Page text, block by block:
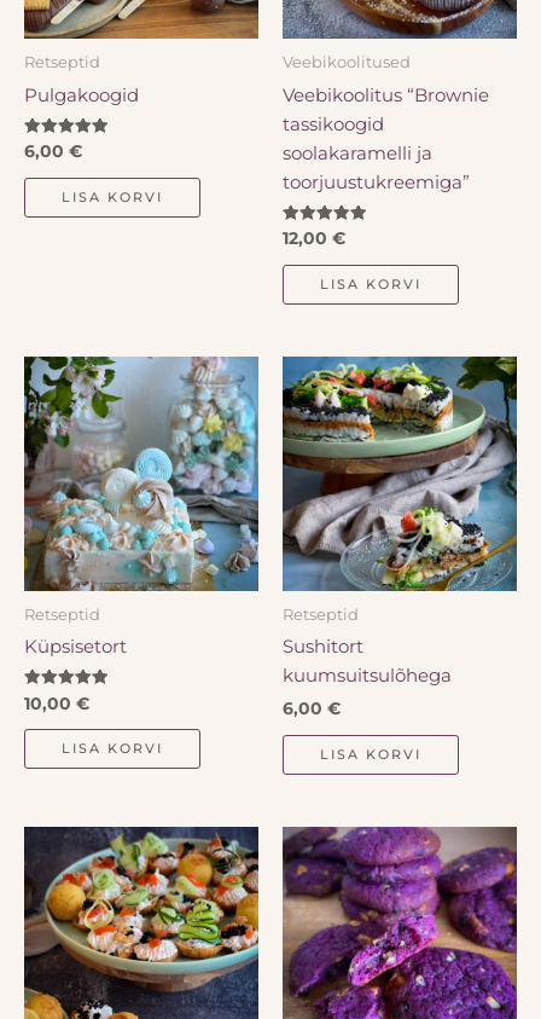
Retseptid
Pulgakoogid
Hinnanguga
5.00
/ 5
6,00 €
LISA KORVI
Veebikoolitused
Veebikoolitus “Brownie
tassikoogid
soolakaramelli ja
toorjuustukreemiga”
Hinnanguga
5.00
/ 5
12,00 €
LISA KORVI
Retseptid
Küpsisetort
Hinnanguga
5.00
/ 5
10,00 €
LISA KORVI
Retseptid
Sushitort
kuumsuitsulõhega
6,00 €
LISA KORVI